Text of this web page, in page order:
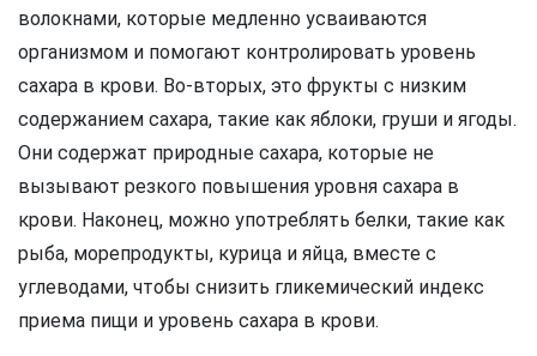
волокнами, которые медленно усваиваются
организмом и помогают контролировать уровень
сахара в крови. Во-вторых, это фрукты с низким
содержанием сахара, такие как яблоки, груши и ягоды.
Они содержат природные сахара, которые не
вызывают резкого повышения уровня сахара в
крови. Наконец, можно употреблять белки, такие как
рыба, морепродукты, курица и яйца, вместе с
углеводами, чтобы снизить гликемический индекс
приема пищи и уровень сахара в крови.